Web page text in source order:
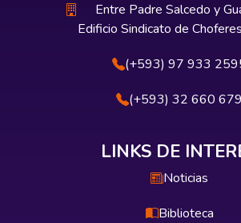
Entre Padre Salcedo y
Edificio Sindicato de
(+593) 97 933
(+593) 32 660 679
LINKS DE
Noticias
Biblioteca